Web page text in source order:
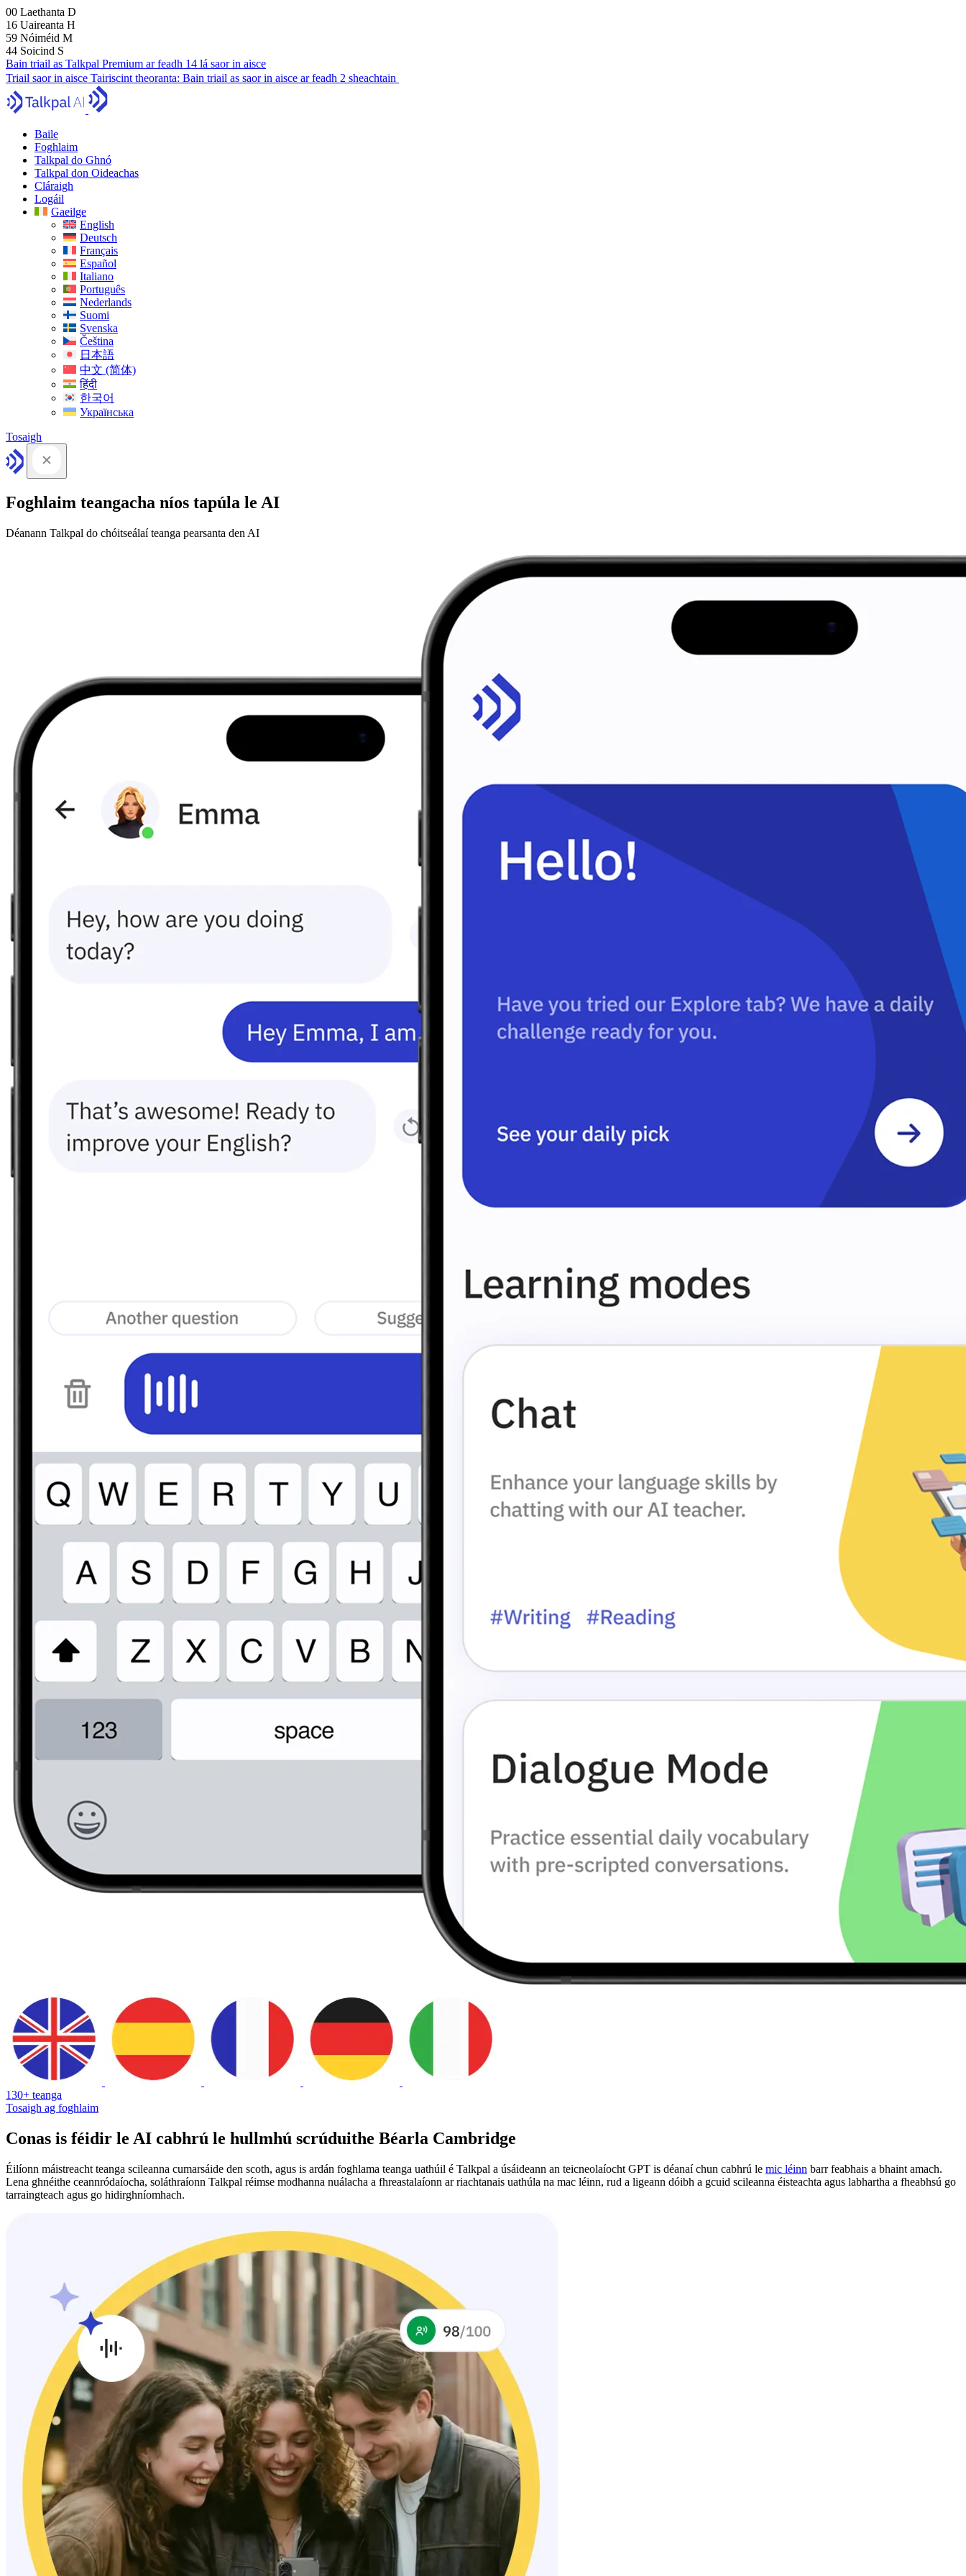
00 Laethanta D
16 Uaireanta H
59 Nóiméid M
43 Soicind S
Bain triail as Talkpal Premium ar feadh 14 lá saor in aisce
Triail saor in aisce Tairiscint theoranta: Bain triail as saor in aisce ar feadh 2 sheachtain
Baile
Foghlaim
Talkpal do Ghnó
Talkpal don Oideachas
Cláraigh
Logáil
Gaeilge
English
Deutsch
Français
Español
Italiano
Português
Nederlands
Suomi
Svenska
Čeština
日本語
中文 (简体)
हिंदी
한국어
Українська
Tosaigh
Foghlaim teangacha níos tapúla le AI
Déanann Talkpal do chóitseálaí teanga pearsanta den AI
130+ teanga
Tosaigh ag foghlaim
Conas is féidir le AI cabhrú le hullmhú scrúduithe Béarla Cambridge
Éilíonn máistreacht teanga scileanna cumarsáide den scoth, agus is ardán foghlama teanga uathúil é Talkpal a úsáideann an teicneolaíocht GPT is déanaí chun cabhrú le mic léinn barr feabhais a bhaint amach.
Lena ghnéithe ceannródaíocha, soláthraíonn Talkpal réimse modhanna nuálacha a fhreastalaíonn ar riachtanais uathúla na mac léinn, rud a ligeann dóibh a gcuid scileanna éisteachta agus labhartha a fheabhsú go
tarraingteach agus go hidirghníomhach.